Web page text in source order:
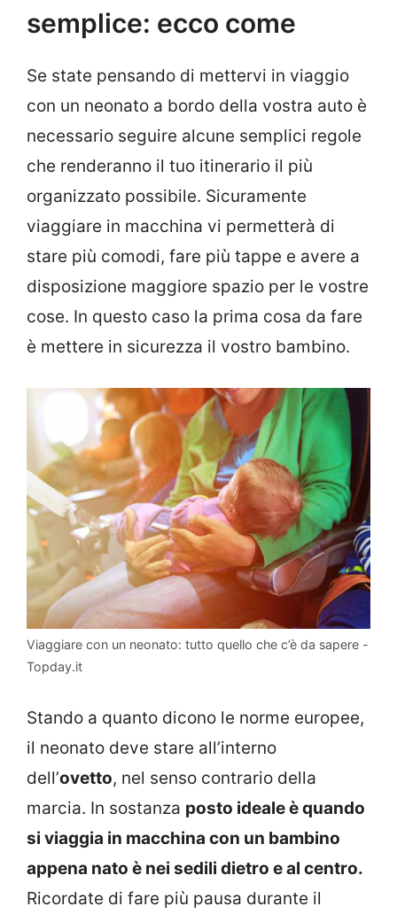
semplice: ecco come
Se state pensando di mettervi in viaggio
con un neonato a bordo della vostra auto è
necessario seguire alcune semplici regole
che renderanno il tuo itinerario il più
organizzato possibile. Sicuramente
viaggiare in macchina vi permetterà di
stare più comodi, fare più tappe e avere a
disposizione maggiore spazio per le vostre
cose. In questo caso la prima cosa da fare
è mettere in sicurezza il vostro bambino.
Viaggiare con un neonato: tutto quello che c’è da sapere -
Topday.it
Stando a quanto dicono le norme europee,
il neonato deve stare all’interno
dell’ovetto, nel senso contrario della
marcia. In sostanza posto ideale è quando
si viaggia in macchina con un bambino
appena nato è nei sedili dietro e al centro.
Ricordate di fare più pausa durante il